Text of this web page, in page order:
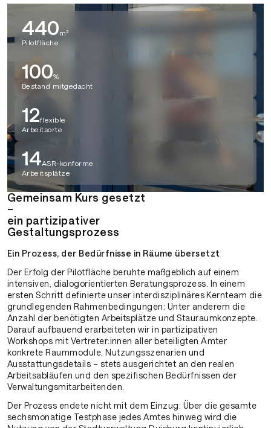
440m²
Pilotfläche
100%
Bestand mitgedacht
12flexible
Arbeitsorte
14ASR-konforme
Arbeitsplätze
Gemeinsam Kurs gesetzt
–
ein partizipativer
Gestaltungsprozess
Ein Prozess, der Bedürfnisse in Räume übersetzt
Der Erfolg der Pilotfläche beruhte maßgeblich auf einem
intensiven, dialogorientierten Beratungsprozess. In einem
ersten Schritt definierte unser interdisziplinäres Kernteam die
grundlegenden Rahmenbedingungen: Unter anderem die
Anzahl der benötigten Arbeitsplätze und Stauraumkonzepte.
Darauf aufbauend erarbeiteten wir in partizipativen
Workshops mit Vertreter:innen aller beteiligten Ämter
konkrete Raummodule, Nutzungsszenarien und
Ausstattungsdetails – stets ausgerichtet an den realen
Arbeitsabläufen und den spezifischen Bedürfnissen der
Verwaltungsmitarbeitenden.
Der Prozess endete nicht mit dem Einzug: Über die gesamte
sechsmonatige Testphase jedes Amtes hinweg wird die